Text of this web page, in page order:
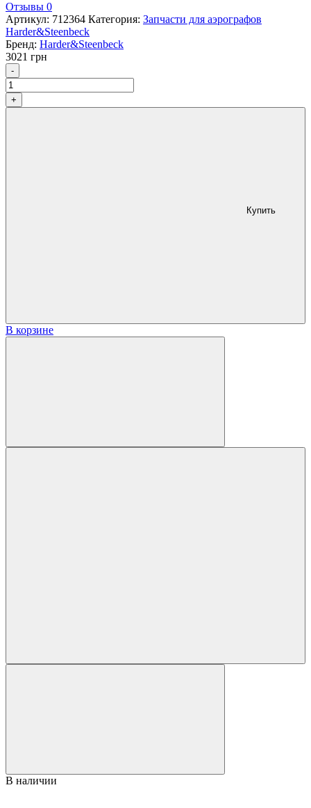
Отзывы 0
Артикул: 712364 Категория: Запчасти для аэрографов
Harder&Steenbeck
Бренд: Harder&Steenbeck
3021 грн
- Количество
+
Купить
В корзине
В наличии